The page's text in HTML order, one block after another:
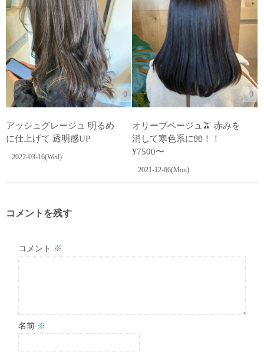
0
アッシュグレージュ 明るめ
に仕上げて 透明感UP
2022-03-16(Wed)
0
オリーブベージュ🫒 赤みを
消して寒色系に🧤！！
¥7500〜
2021-12-06(Mon)
コメントを残す
コメント ※
名前 ※